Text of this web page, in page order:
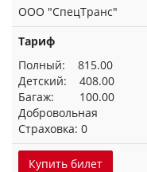
ООО "СпецТранс"
Тариф
Полный: 815.00
Детский: 408.00
Багаж: 100.00
Добровольная
Страховка: 0
Купить билет